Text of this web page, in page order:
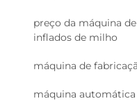
preço da máquina
inflados de milho
máquina de
máquina automática